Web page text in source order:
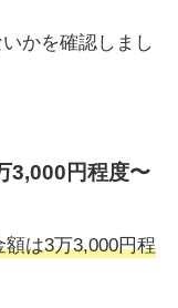
かを確認しまし
3,000円程度〜
は3万3,000円程